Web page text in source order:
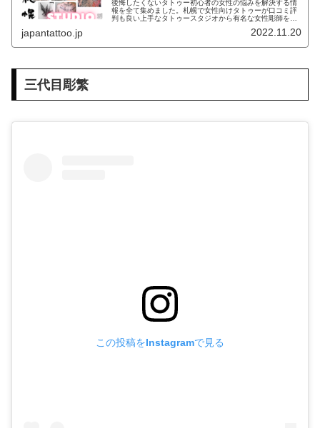
後悔したくないタトゥー初心者の女性の悩みを解決する情
報を全て集めました。札幌で女性向けタトゥーが口コミ評
判も良い上手なタトゥースタジオから有名な女性彫師を紹
得意とするデザインジャンルを詳しく紹介しているため、
女性向けタトゥースタジオを見つけてください。
japantattoo.jp 2022.11.20
三代目彫繁
この投稿をInstagramで見る